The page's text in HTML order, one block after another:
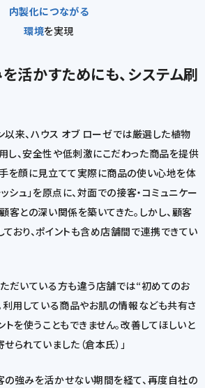
内製化につながる
環境を実現
活かすためにも、システム刷
来、ハウス オブ ローゼでは厳選した植物
し、安全性や低刺激にこだわった商品を提供
手を顔に見立てて実際に商品の使い心地を体
シュ」を原点に、対面での接客・コミュニケー
客との深い関係を築いてきた。しかし、顧客
おり、ポイントも含め店舗間で連携できてい
だいている方も違う店舗では“初めてのお
利用している商品やお肌の情報なども共有さ
トを使うこともできません。改善してほしいと
られていました（倉本氏）」
強みを活かせない期間を経て、再度自社の